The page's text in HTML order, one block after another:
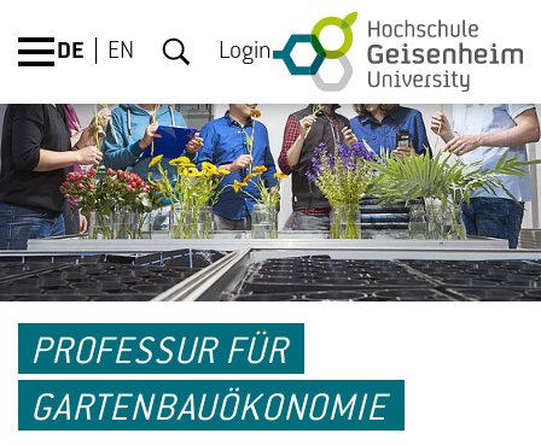
DE EN Login
PROFESSUR FÜR
GARTENBAUÖKONOMIE